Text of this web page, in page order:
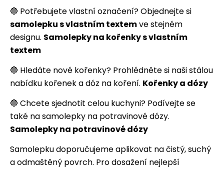
🔵 Potřebujete vlastní označení? Objednejte si
samolepku s vlastním textemve stejném
designu. Samolepky na kořenky s vlastním
textem
🔵 Hledáte nové kořenky? Prohlédněte si naši stálou
nabídku kořenek a dóz na koření. Kořenky a dózy
🔵 Chcete sjednotit celou kuchyni? Podívejte se
také na samolepky na potravinové dózy.
Samolepky na potravinové dózy
Samolepku doporučujeme aplikovat na čistý, suchý
a odmaštěný povrch. Pro dosažení nejlepší